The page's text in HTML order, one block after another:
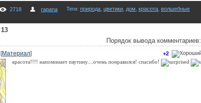
2718 rapana Теги: природа цветики дом красота волшебные
13
Порядок вывода комментариев:
+2
[Материал]
красота!!!! напоминает паутину....очень понравился! спасибо!